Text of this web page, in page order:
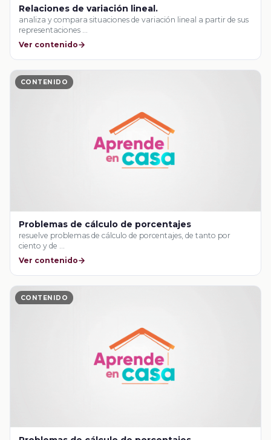
Relaciones de variación lineal.
analiza y compara situaciones de variación lineal a partir de sus
representaciones …
Ver contenido
CONTENIDO
Problemas de cálculo de porcentajes
resuelve problemas de cálculo de porcentajes, de tanto por
ciento y de …
Ver contenido
CONTENIDO